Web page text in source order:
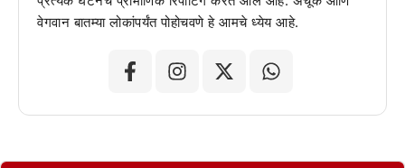
वेगवान बातम्या लोकांपर्यंत पोहोचवणे हे आमचे ध्येय आहे.